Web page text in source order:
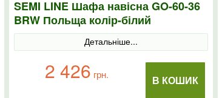
SEMI LINE Шафа навісна GO-60-36
BRW Польща колір-білий
Детальніше...
В КОШИК
2 426 грн.